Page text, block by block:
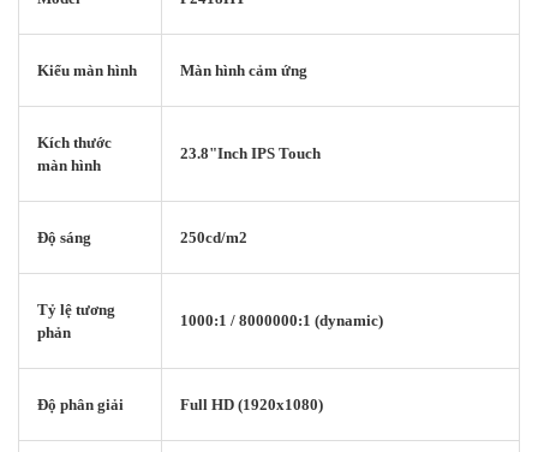
Kiểu màn hình Màn hình cảm ứng
Kích thước
màn hình
23.8"Inch IPS Touch
Độ sáng 250cd/m2
Tỷ lệ tương
phản
1000:1 / 8000000:1 (dynamic)
Độ phân giải Full HD (1920x1080)